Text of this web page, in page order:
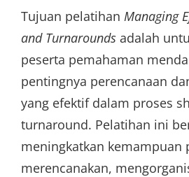
Tujuan pelatihan Managing
and Turnarounds adalah
peserta pemahaman
pentingnya perencanaan
yang efektif dalam proses
turnaround. Pelatihan ini
meningkatkan kemampuan
merencanakan,